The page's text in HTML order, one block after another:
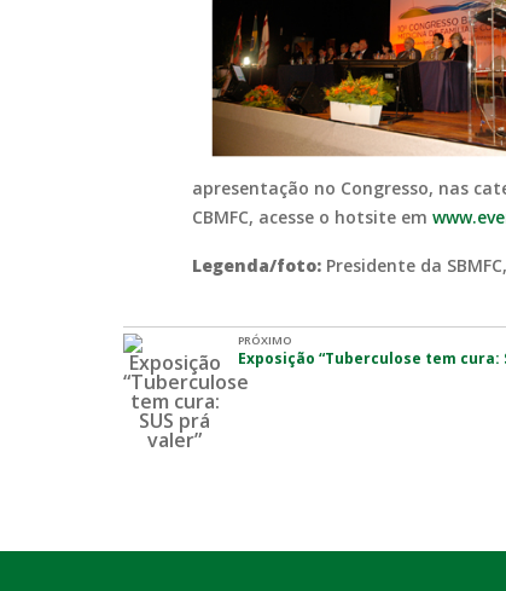
apresentação no Congresso, nas
CBMFC, acesse o hotsite em
Legenda/foto: Presidente da
PRÓXIMO
Exposição “Tuberculose tem cura: